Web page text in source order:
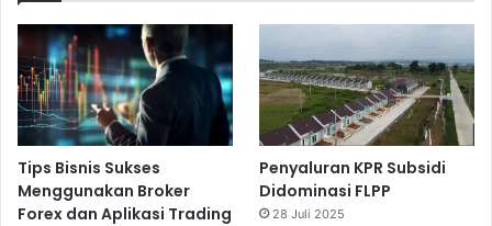
Tips Bisnis Sukses
Menggunakan Broker
Forex dan Aplikasi Trading
Penyaluran KPR Subsidi
Didominasi FLPP
28 Juli 2025